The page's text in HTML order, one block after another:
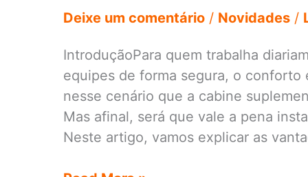
Deixe um comentário / Novidades /
IntroduçãoPara quem trabalha
equipes de forma segura, o
nesse cenário que a cabine
Mas afinal, será que vale a pena
Neste artigo, vamos explicar as